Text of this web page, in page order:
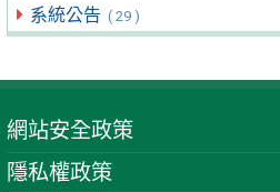
系統公告 ( 29 )
網站安全政策
隱私權政策